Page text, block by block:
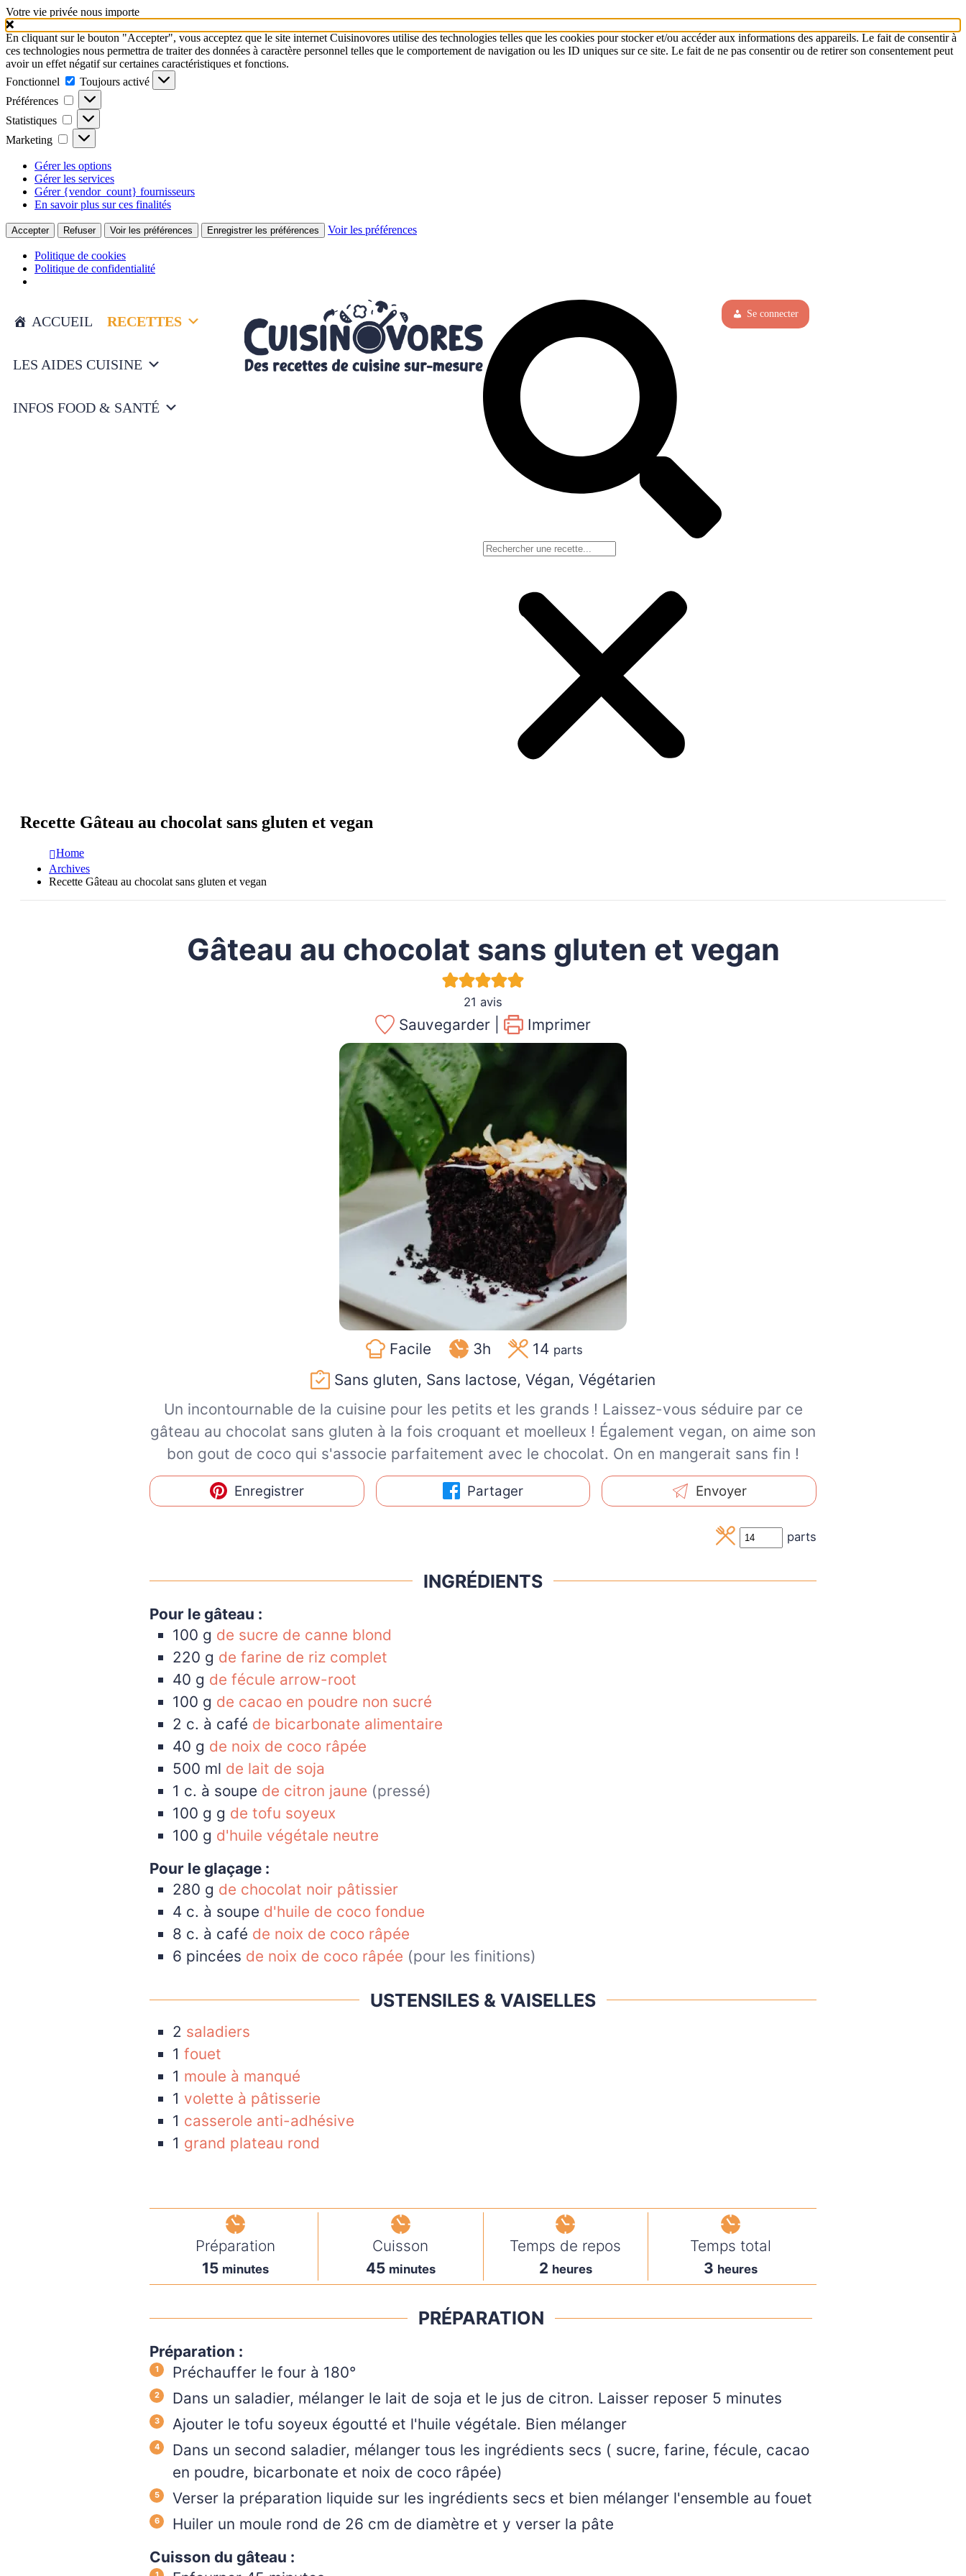
Votre vie privée nous importe
En cliquant sur le bouton "Accepter", vous acceptez que le site internet Cuisinovores utilise des technologies telles que les cookies pour stocker et/ou accéder aux informations des appareils. Le fait de consentir à
ces technologies nous permettra de traiter des données à caractère personnel telles que le comportement de navigation ou les ID uniques sur ce site. Le fait de ne pas consentir ou de retirer son consentement peut
avoir un effet négatif sur certaines caractéristiques et fonctions.
Fonctionnel
Toujours activé
Préférences
Statistiques
Marketing
Gérer les options
Gérer les services
Gérer {vendor_count} fournisseurs
En savoir plus sur ces finalités
Accepter Refuser Voir les préférences Enregistrer les préférences Voir les préférences
Politique de cookies
Politique de confidentialité
ACCUEIL RECETTES
LES AIDES CUISINE
INFOS FOOD & SANTÉ
Se connecter
Recette Gâteau au chocolat sans gluten et vegan
Home
Archives
Recette Gâteau au chocolat sans gluten et vegan
Gâteau au chocolat sans gluten et vegan
21 avis
Sauvegarder | Imprimer
Facile 3h 14 parts
Sans gluten, Sans lactose, Végan, Végétarien
Un incontournable de la cuisine pour les petits et les grands ! Laissez-vous séduire par ce
gâteau au chocolat sans gluten à la fois croquant et moelleux ! Également vegan, on aime son
bon gout de coco qui s'associe parfaitement avec le chocolat. On en mangerait sans fin !
Enregistrer Partager Envoyer
parts
INGRÉDIENTS
Pour le gâteau :
100 g de sucre de canne blond
220 g de farine de riz complet
40 g de fécule arrow-root
100 g de cacao en poudre non sucré
2 c. à café de bicarbonate alimentaire
40 g de noix de coco râpée
500 ml de lait de soja
1 c. à soupe de citron jaune (pressé)
100 g g de tofu soyeux
100 g d'huile végétale neutre
Pour le glaçage :
280 g de chocolat noir pâtissier
4 c. à soupe d'huile de coco fondue
8 c. à café de noix de coco râpée
6 pincées de noix de coco râpée (pour les finitions)
USTENSILES & VAISELLES
2 saladiers
1 fouet
1 moule à manqué
1 volette à pâtisserie
1 casserole anti-adhésive
1 grand plateau rond
Préparation
15 minutes
Cuisson
45 minutes
Temps de repos
2 heures
Temps total
3 heures
PRÉPARATION
Préparation :
Préchauffer le four à 180°
Dans un saladier, mélanger le lait de soja et le jus de citron. Laisser reposer 5 minutes
Ajouter le tofu soyeux égoutté et l'huile végétale. Bien mélanger
Dans un second saladier, mélanger tous les ingrédients secs ( sucre, farine, fécule, cacao
en poudre, bicarbonate et noix de coco râpée)
Verser la préparation liquide sur les ingrédients secs et bien mélanger l'ensemble au fouet
Huiler un moule rond de 26 cm de diamètre et y verser la pâte
Cuisson du gâteau :